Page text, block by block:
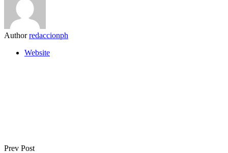
Author redaccionph
Website
Prev Post